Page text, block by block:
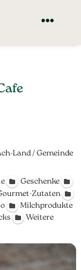
Land / Gemeinde
Geschenke
Zutaten
Milchprodukte
Weitere